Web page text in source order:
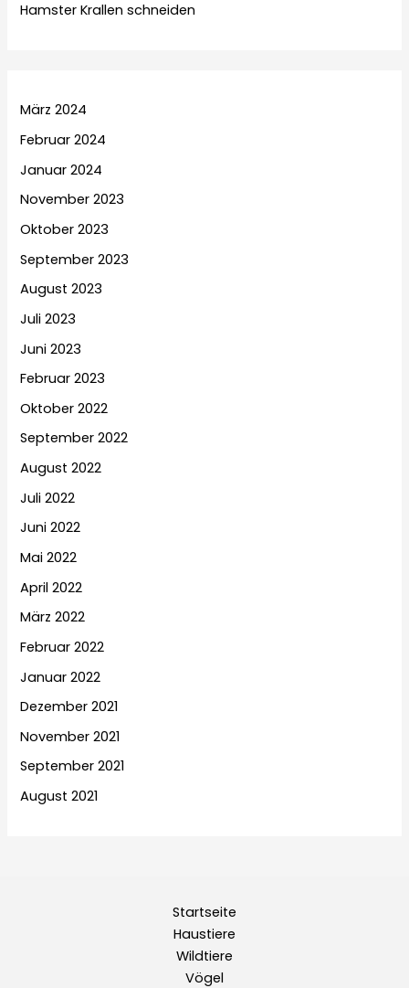
Hamster Krallen schneiden
März 2024
Februar 2024
Januar 2024
November 2023
Oktober 2023
September 2023
August 2023
Juli 2023
Juni 2023
Februar 2023
Oktober 2022
September 2022
August 2022
Juli 2022
Juni 2022
Mai 2022
April 2022
März 2022
Februar 2022
Januar 2022
Dezember 2021
November 2021
September 2021
August 2021
Startseite
Haustiere
Wildtiere
Vögel